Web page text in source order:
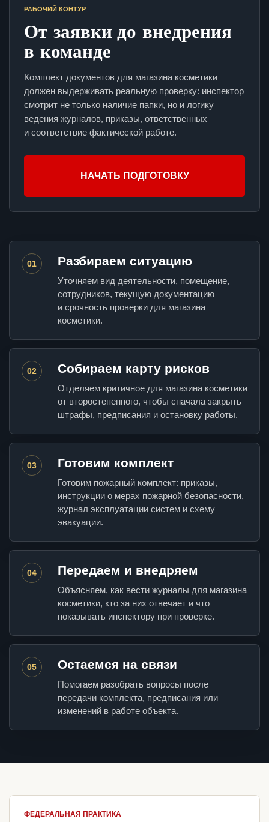
РАБОЧИЙ КОНТУР
От заявки до внедрения
в команде
Комплект документов для магазина косметики
должен выдерживать реальную проверку: инспектор
смотрит не только наличие папки, но и логику
ведения журналов, приказы, ответственных
и соответствие фактической работе.
НАЧАТЬ ПОДГОТОВКУ
01 Разбираем ситуацию
Уточняем вид деятельности, помещение,
сотрудников, текущую документацию
и срочность проверки для магазина
косметики.
02 Собираем карту рисков
Отделяем критичное для магазина косметики
от второстепенного, чтобы сначала закрыть
штрафы, предписания и остановку работы.
03 Готовим комплект
Готовим пожарный комплект: приказы,
инструкции о мерах пожарной безопасности,
журнал эксплуатации систем и схему
эвакуации.
04 Передаем и внедряем
Объясняем, как вести журналы для магазина
косметики, кто за них отвечает и что
показывать инспектору при проверке.
05 Остаемся на связи
Помогаем разобрать вопросы после
передачи комплекта, предписания или
изменений в работе объекта.
ФЕДЕРАЛЬНАЯ ПРАКТИКА